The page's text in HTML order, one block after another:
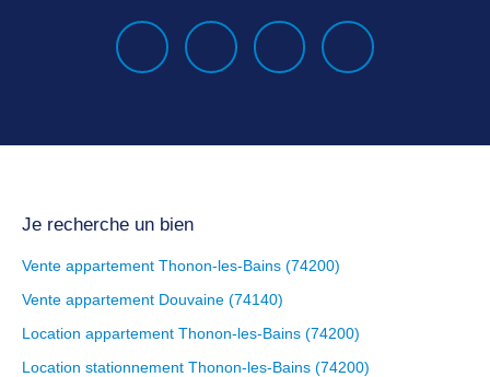
Je recherche un bien
Vente appartement Thonon-les-Bains (74200)
Vente appartement Douvaine (74140)
Location appartement Thonon-les-Bains (74200)
Location stationnement Thonon-les-Bains (74200)